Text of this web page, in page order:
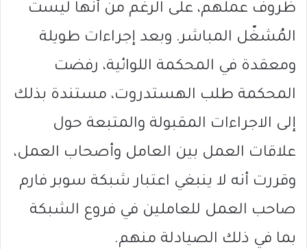
ظروف عملهم، على الرغم من أنها ليست
المُشغّل المباشر. وبعد إجراءات طويلة
ومعقدة في المحكمة اللوائية، رفضت
المحكمة طلب الهستدروت، مستندة بذلك
إلى الاجراءات المقبولة والمتبعة حول
علاقات العمل بين العامل وأصحاب العمل،
وقررت أنه لا ينبغي اعتبار شبكة سوبر فارم
صاحب العمل للعاملين في فروع الشبكة
بما في ذلك الصيادلة منهم.